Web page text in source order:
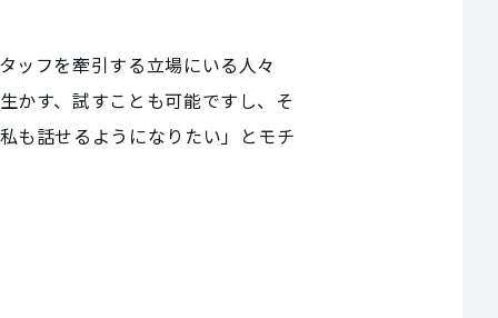
ッフを牽引する立場にいる人々
かす、試すことも可能ですし、そ
も話せるようになりたい」とモチ